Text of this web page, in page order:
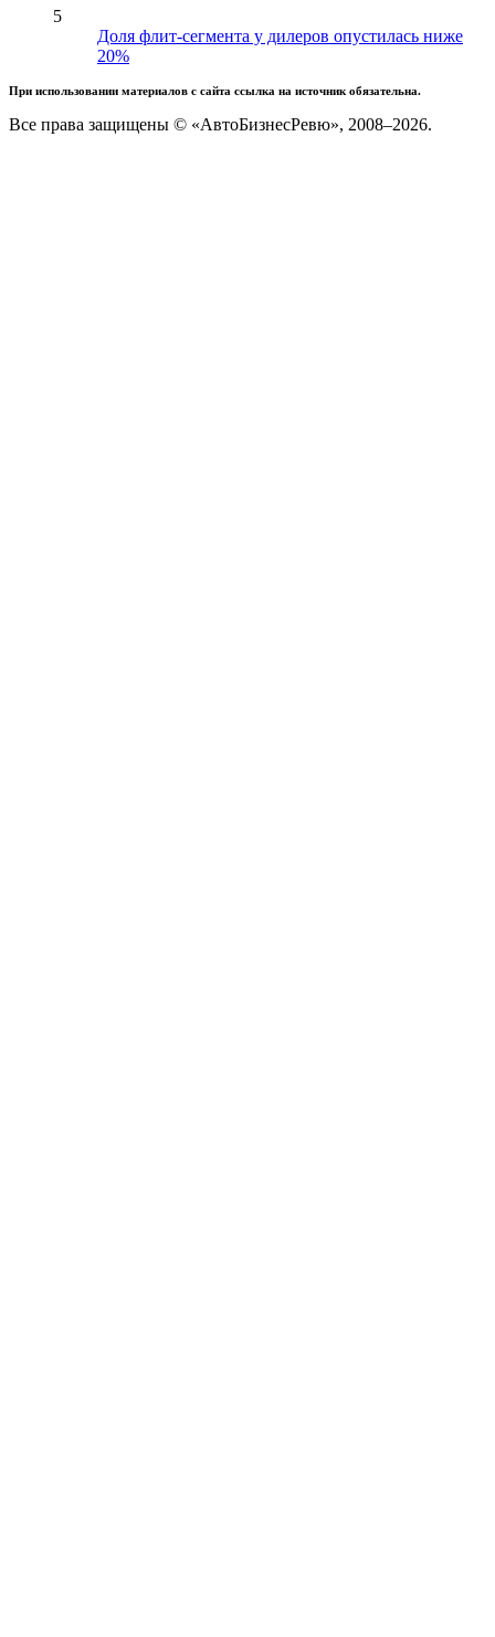
5
Доля флит-сегмента у дилеров опустилась ниже
20%
При использовании материалов с сайта ссылка на источник обязательна.
Все права защищены © «АвтоБизнесРевю», 2008–2026.